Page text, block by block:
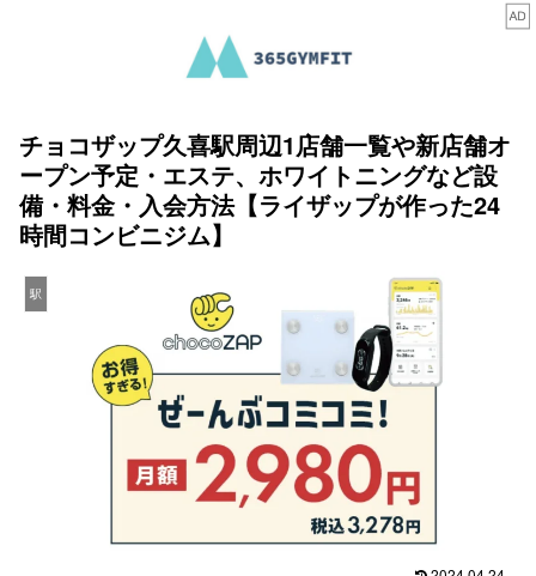
チョコザップ久喜駅周辺1店舗一覧や新店舗オ
ープン予定・エステ、ホワイトニングなど設
備・料金・入会方法【ライザップが作った24
時間コンビニジム】
駅